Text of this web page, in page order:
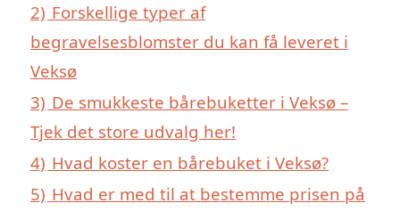
2) Forskellige typer af
begravelsesblomster du kan få leveret i
Veksø
3) De smukkeste bårebuketter i Veksø –
Tjek det store udvalg her!
4) Hvad koster en bårebuket i Veksø?
5) Hvad er med til at bestemme prisen på